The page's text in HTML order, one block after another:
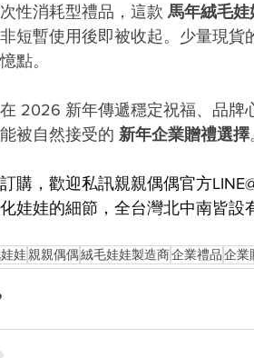
性消耗型禮品，這款 馬年絨毛娃
短暫使用後即被收起。少量現
點。
2026 新年傳遞穩定祝福、品牌
被自然接受的 新年企業贈禮選擇
購，歡迎私訊親親偶偶官方
娃娃的細節，全台灣北中南皆設
娃親親偶偶絨毛娃娃製造商企業禮品企業